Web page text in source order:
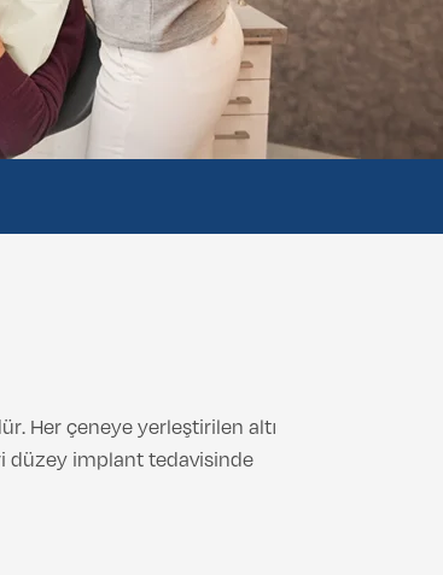
Her çeneye yerleştirilen altı
düzey implant tedavisinde